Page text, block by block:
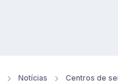
Notícias Centros de